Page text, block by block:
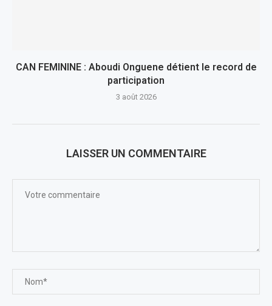
CAN FEMININE : Aboudi Onguene détient le record de
participation
3 août 2026
LAISSER UN COMMENTAIRE